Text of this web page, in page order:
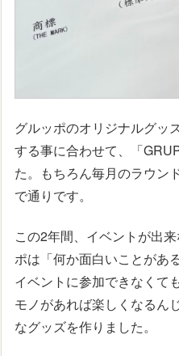
グルッポのオリジナルグッ
する事に合わせて、「
た。もちろん毎月のラウン
で通りです。
この2年間、イベントが出
ポは「何か面白いことがあ
イベントに参加できなくて
モノがあれば楽しくなるん
なグッズを作りました。